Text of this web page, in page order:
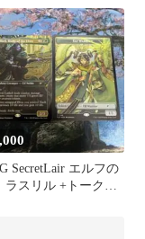
SecretLair エルフの
ラスリル +トークン